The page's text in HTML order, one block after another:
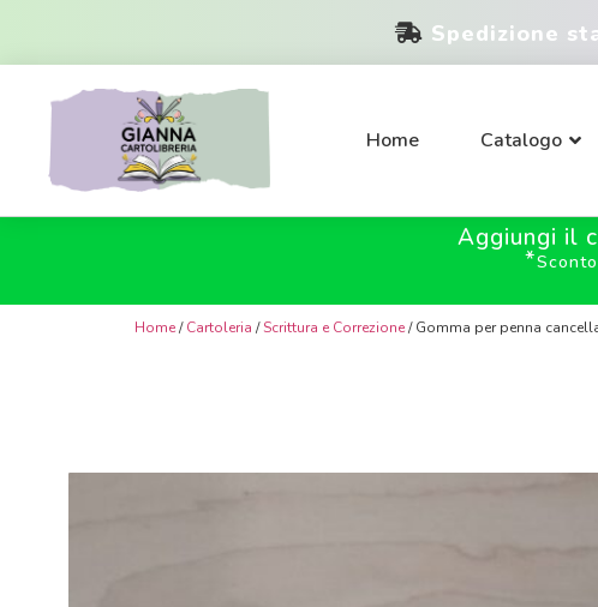
Spedizione
Home Catalogo
Aggiungi il
*
Home/Cartoleria /Scrittura e Correzione/ Gomma per penna